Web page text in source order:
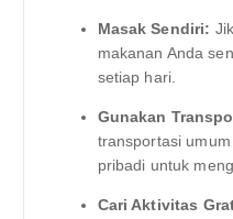
Masak Sendiri:
makanan Anda
setiap hari.
Gunakan
transportasi
pribadi untuk
Cari Aktivitas